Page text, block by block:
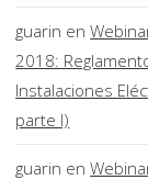
guarin en
2018:
Instalaciones
parte I)
guarin en